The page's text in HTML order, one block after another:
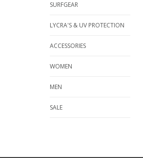
SURFGEAR
LYCRA'S & UV PROTECTION
ACCESSORIES
WOMEN
MEN
SALE